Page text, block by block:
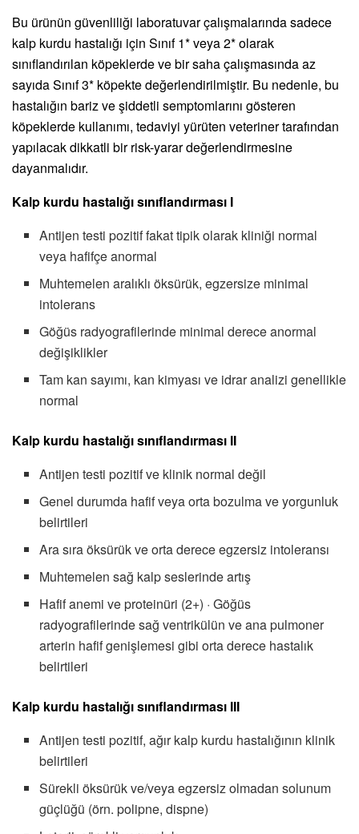
Bu ürünün güvenliliği laboratuvar çalışmalarında sadece
kalp kurdu hastalığı için Sınıf 1* veya 2* olarak
sınıflandırılan köpeklerde ve bir saha çalışmasında az
sayıda Sınıf 3* köpekte değerlendirilmiştir. Bu nedenle, bu
hastalığın bariz ve şiddetli semptomlarını gösteren
köpeklerde kullanımı, tedaviyi yürüten veteriner tarafından
yapılacak dikkatli bir risk-yarar değerlendirmesine
dayanmalıdır.
Kalp kurdu hastalığı sınıflandırması I
Antijen testi pozitif fakat tipik olarak kliniği normal
veya hafifçe anormal
Muhtemelen aralıklı öksürük, egzersize minimal
intolerans
Göğüs radyografilerinde minimal derece anormal
değişiklikler
Tam kan sayımı, kan kimyası ve idrar analizi genellikle
normal
Kalp kurdu hastalığı sınıflandırması II
Antijen testi pozitif ve klinik normal değil
Genel durumda hafif veya orta bozulma ve yorgunluk
belirtileri
Ara sıra öksürük ve orta derece egzersiz intoleransı
Muhtemelen sağ kalp seslerinde artış
Hafif anemi ve proteinüri (2+) · Göğüs
radyografilerinde sağ ventrikülün ve ana pulmoner
arterin hafif genişlemesi gibi orta derece hastalık
belirtileri
Kalp kurdu hastalığı sınıflandırması III
Antijen testi pozitif, ağır kalp kurdu hastalığının klinik
belirtileri
Sürekli öksürük ve/veya egzersiz olmadan solunum
güçlüğü (örn. polipne, dispne)